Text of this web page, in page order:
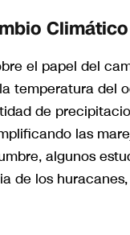
Climático
el papel del
temperatura del
de
las
algunos
de los